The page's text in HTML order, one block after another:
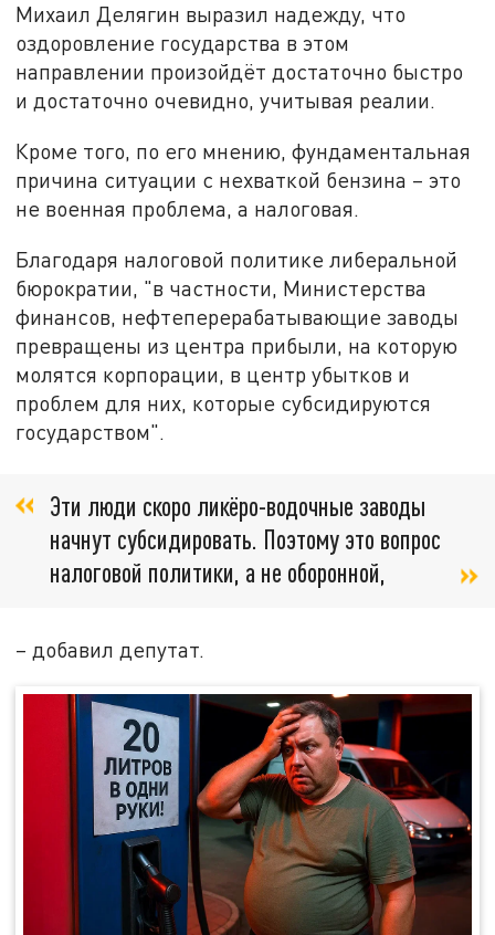
Михаил Делягин выразил надежду, что
оздоровление государства в этом
направлении произойдёт достаточно быстро
и достаточно очевидно, учитывая реалии.
Кроме того, по его мнению, фундаментальная
причина ситуации с нехваткой бензина – это
не военная проблема, а налоговая.
Благодаря налоговой политике либеральной
бюрократии, "в частности, Министерства
финансов, нефтеперерабатывающие заводы
превращены из центра прибыли, на которую
молятся корпорации, в центр убытков и
проблем для них, которые субсидируются
государством".
Эти люди скоро ликёро-водочные заводы
начнут субсидировать. Поэтому это вопрос
налоговой политики, а не оборонной,
– добавил депутат.